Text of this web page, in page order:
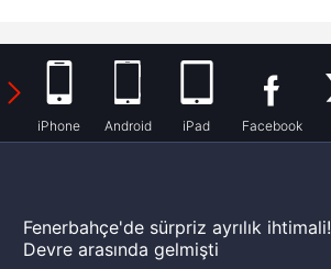
iPhone Android iPad Facebook
Fenerbahçe'de sürpriz ayrılık ihtimali!
Devre arasında gelmişti